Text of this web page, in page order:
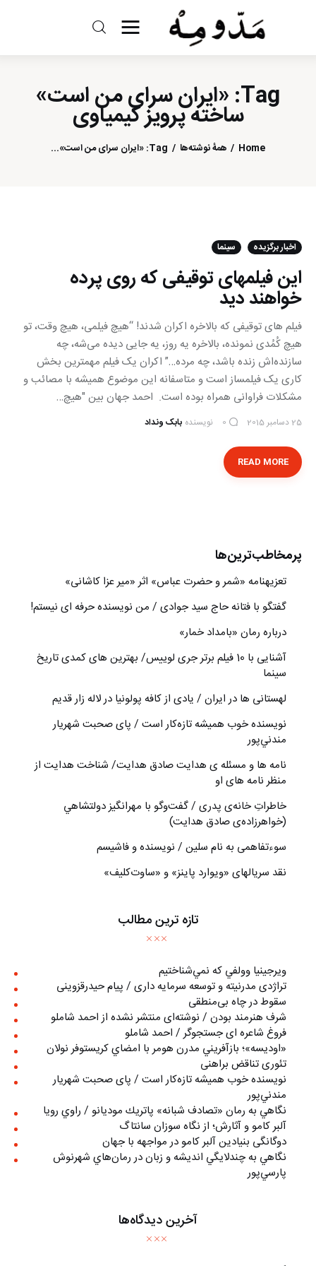
Tag: «ایران سرای من است»
ساخته پرویز کیمیاوی
Home همهٔ نوشته‌ها Tag: «ایران سرای من است»...
مد و مه
ادبیات
درباره مااخبار برگزیده سینما
این فیلمهای توقیفی که روی پرده
خواهند دید
فیلم های توقیفی که بالاخره اکران شدند! “هیچ فیلمی، هیچ وقت، تو
هیچ کُمُدی نمونده، بالاخره یه روز، یه جایی دیده می‌شه، چه
سازنده‌اش زنده باشد، چه مرده…” اکران یک فیلم مهمترین بخش
کاری یک فیلمساز است و متاسفانه این موضوع همیشه با مصائب و
مشکلات فراوانی همراه بوده است. احمد جهان بین "هیچ…
25 دسامبر 2015 0 نویسنده بابک ونداد
READ MORE
پرمخاطب‌ترین‌ها
تعزیه‎نامه‏ «شمر و حضرت عباس» اثر «میر عزا کاشانی»
گفتگو با فتانه حاج سید جوادی / من نویسنده حرفه ای نیستم!
درباره رمان «بامداد خمار»
آشنایی با 10 فیلم برتر جری لوییس/ بهترین های کمدی تاریخ
سینما
لهستانی ها در ایران / یادی از کافه پولونیا در لاله زار قدیم
نويسنده خوب هميشه تازه‌كار است / پای صحبت شهريار
مندني‌پور
نامه ها و مسئله ی هدایت صادق هدایت/ شناخت هدایت از
منظر نامه های او
خاطراتِ خانه‌ی پدری / گفت‌وگو با مهرانگيز دولتشاهي
(خواهرزاده‌ی صادق هدايت)
سوءتفاهمی به نام سلین / نویسنده و فاشیسم
نقد سریالهای «ویوارد پاینز» و «ساوت‌کلیف»
تازه ترین مطالب
ويرجينيا وولفي كه نمي‌شناختيم
تراژدی مدرنیته و توسعه سرمایه داری / پیام حیدرقزوینی
سقوط در چاه بی‌منطقی
شرف هنرمند بودن / نوشته‌ای منتشر نشده از احمد شاملو
فروغ شاعره ای جستجوگر / احمد شاملو
«اوديسه»؛ بازآفريني مدرن هومر با امضاي كريستوفر نولان
تئوری تناقض براهنی
نويسنده خوب هميشه تازه‌كار است / پای صحبت شهريار
مندني‌پور
نگاهي به رمان «تصادف شبانه» پاتريك موديانو / راوي رويا
آلبر کامو و آثارش؛ از نگاه سوزان سانتاگ
دوگانگی بنیادین آلبر کامو در مواجهه با جهان
نگاهي به چندلايگي انديشه و زبان در رمان‌هاي شهرنوش
پارسي‌پور
آخرین دیدگاه‌ها